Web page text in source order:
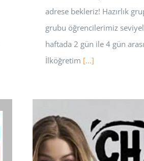
adrese bekleriz! Hazırlık
grubu öğrencilerimiz
haftada 2 gün ile 4 gün
İlköğretim [...]